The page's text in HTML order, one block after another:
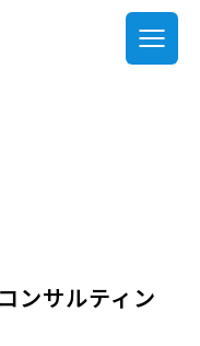
ンサルティン